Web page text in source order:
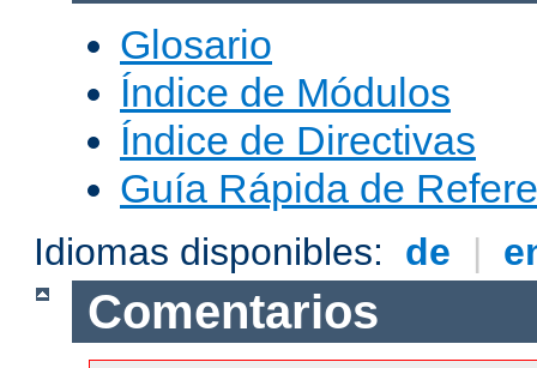
Glosario
Índice de Módulos
Índice de Directivas
Guía Rápida de
Idiomas disponibles: de |
Comentarios